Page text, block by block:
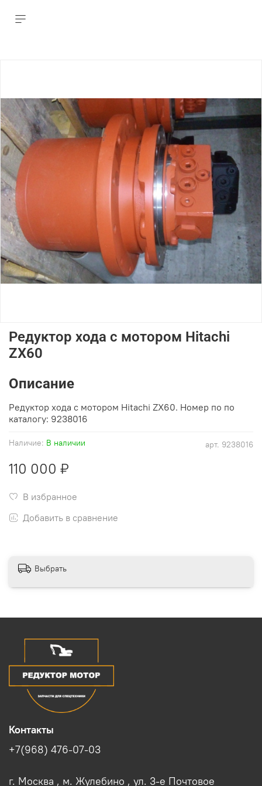
арт. 9238016
Наличие: В наличии
Редуктор хода с мотором Hitachi
ZX60
110 000 ₽
В избранное
Добавить в сравнение
Описание
Редуктор хода с мотором Hitachi ZX60. Номер по по
каталогу: 9238016
Выбрать
Контакты
+7(968) 476-07-03
г. Москва , м. Жулебино , ул. 3-е Почтовое